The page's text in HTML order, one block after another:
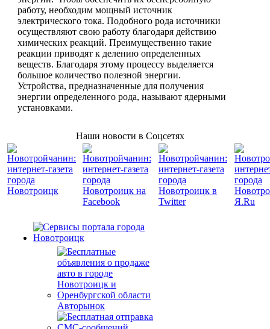
работу, необходим мощный источник
электрического тока. Подобного рода источники
осуществляют свою работу благодаря действию
химических реакций. Преимущественно такие
реакции приводят к делению определенных
веществ. Благодаря этому процессу выделяется
большое количество полезной энергии.
Устройства, предназначенные для получения
энергии определенного рода, называют ядерными
установками.
Наши новости в Соцсетях
Авторынок